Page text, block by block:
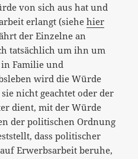
von sich aus hat und
erlangt (siehehier
der Einzelne an
tatsächlich um ihn um
Familie und
wird die Würde
nicht geachtet oder der
dient, mit der Würde
der politischen Ordnung
dass politischer
Erwerbsarbeit beruhe,